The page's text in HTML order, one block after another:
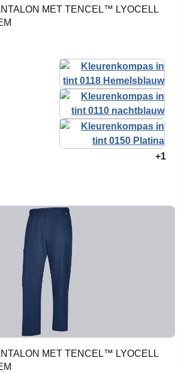
MET TENCEL™ LYOCELL
+1
MET TENCEL™ LYOCELL